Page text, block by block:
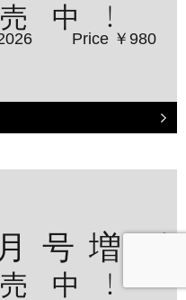
中！
Price ￥980
号増刊
中！